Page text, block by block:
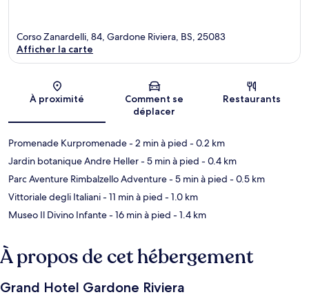
Carte
Corso Zanardelli, 84, Gardone Riviera, BS, 25083
Afficher la carte
À proximité
Comment se
déplacer
Restaurants
Promenade Kurpromenade- 2 min à pied - 0.2 km
Jardin botanique Andre Heller- 5 min à pied - 0.4 km
Parc Aventure Rimbalzello Adventure- 5 min à pied - 0.5 km
Vittoriale degli Italiani- 11 min à pied - 1.0 km
Museo Il Divino Infante- 16 min à pied - 1.4 km
À propos de cet hébergement
Grand Hotel Gardone Riviera